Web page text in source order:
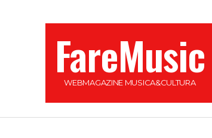
FareMusic
WEBMAGAZINE MUSICA&CULTURA